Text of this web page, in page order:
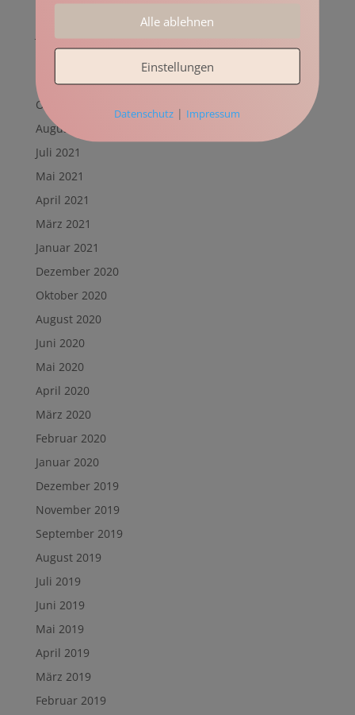
Februar 2022
Dezember 2021
November 2021
Oktober 2021
August 2021
Juli 2021
Mai 2021
April 2021
März 2021
Januar 2021
Dezember 2020
Oktober 2020
August 2020
Juni 2020
Mai 2020
April 2020
März 2020
Februar 2020
Januar 2020
Dezember 2019
November 2019
September 2019
August 2019
Juli 2019
Juni 2019
Mai 2019
April 2019
März 2019
Februar 2019
Alle ablehnen
Einstellungen
Datenschutz | Impressum